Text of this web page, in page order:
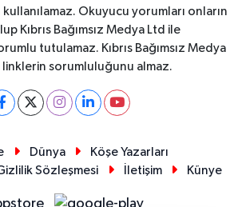
Okuyucu yorumları onların
Kıbrıs Bağımsız Medya Ltd ile
tutulamaz. Kıbrıs Bağımsız Medya
linklerin sorumluluğunu almaz.
Dünya
Köşe Yazarları
Sözleşmesi İletişim Künye